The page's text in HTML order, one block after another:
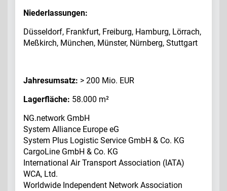
Niederlassungen:
Düsseldorf, Frankfurt, Freiburg, Hamburg, Lörrach,
Meßkirch, München, Münster, Nürnberg, Stuttgart
Jahresumsatz: > 200 Mio. EUR
Lagerfläche: 58.000 m²
NG.network GmbH
System Alliance Europe eG
System Plus Logistic Service GmbH & Co. KG
CargoLine GmbH & Co. KG
International Air Transport Association (IATA)
WCA, Ltd.
Worldwide Independent Network Association